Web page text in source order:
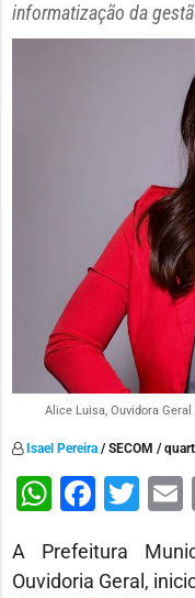
informatização da
Alice Luisa, Ouvidora
Isael Pereira/ SECOM /
A Prefeitura
Ouvidoria Geral,